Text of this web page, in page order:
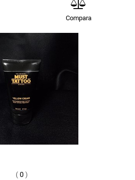
Compara
(0 )